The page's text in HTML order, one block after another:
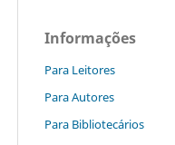
Informações
Para Leitores
Para Autores
Para Bibliotecários